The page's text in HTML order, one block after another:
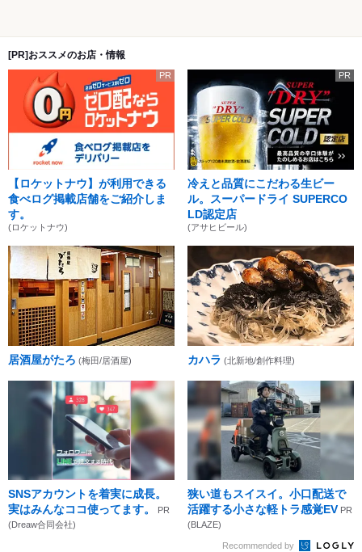
[PR]おススメのお店・情報
PR
【ロケットナウ】が利用できる
食べログ掲載店舗をご紹介しま
す。
(ロケットナウ)
PR
冷えと品質にこだわる生ビー
ル。スーパードライ SUPERCO
LD認定店
(アサヒビール)
居酒屋がたろ (梅田/居酒屋) カハラ (北新地/創作料理)
SNSアカウントを着実に成長。
実はみんなココ使ってます。
PR
(Dreaw合同会社)
狭い道もスイスイ。小口配送で
活躍する小さな軽トラ感覚EV PR
(BLAZE)
Recommended by